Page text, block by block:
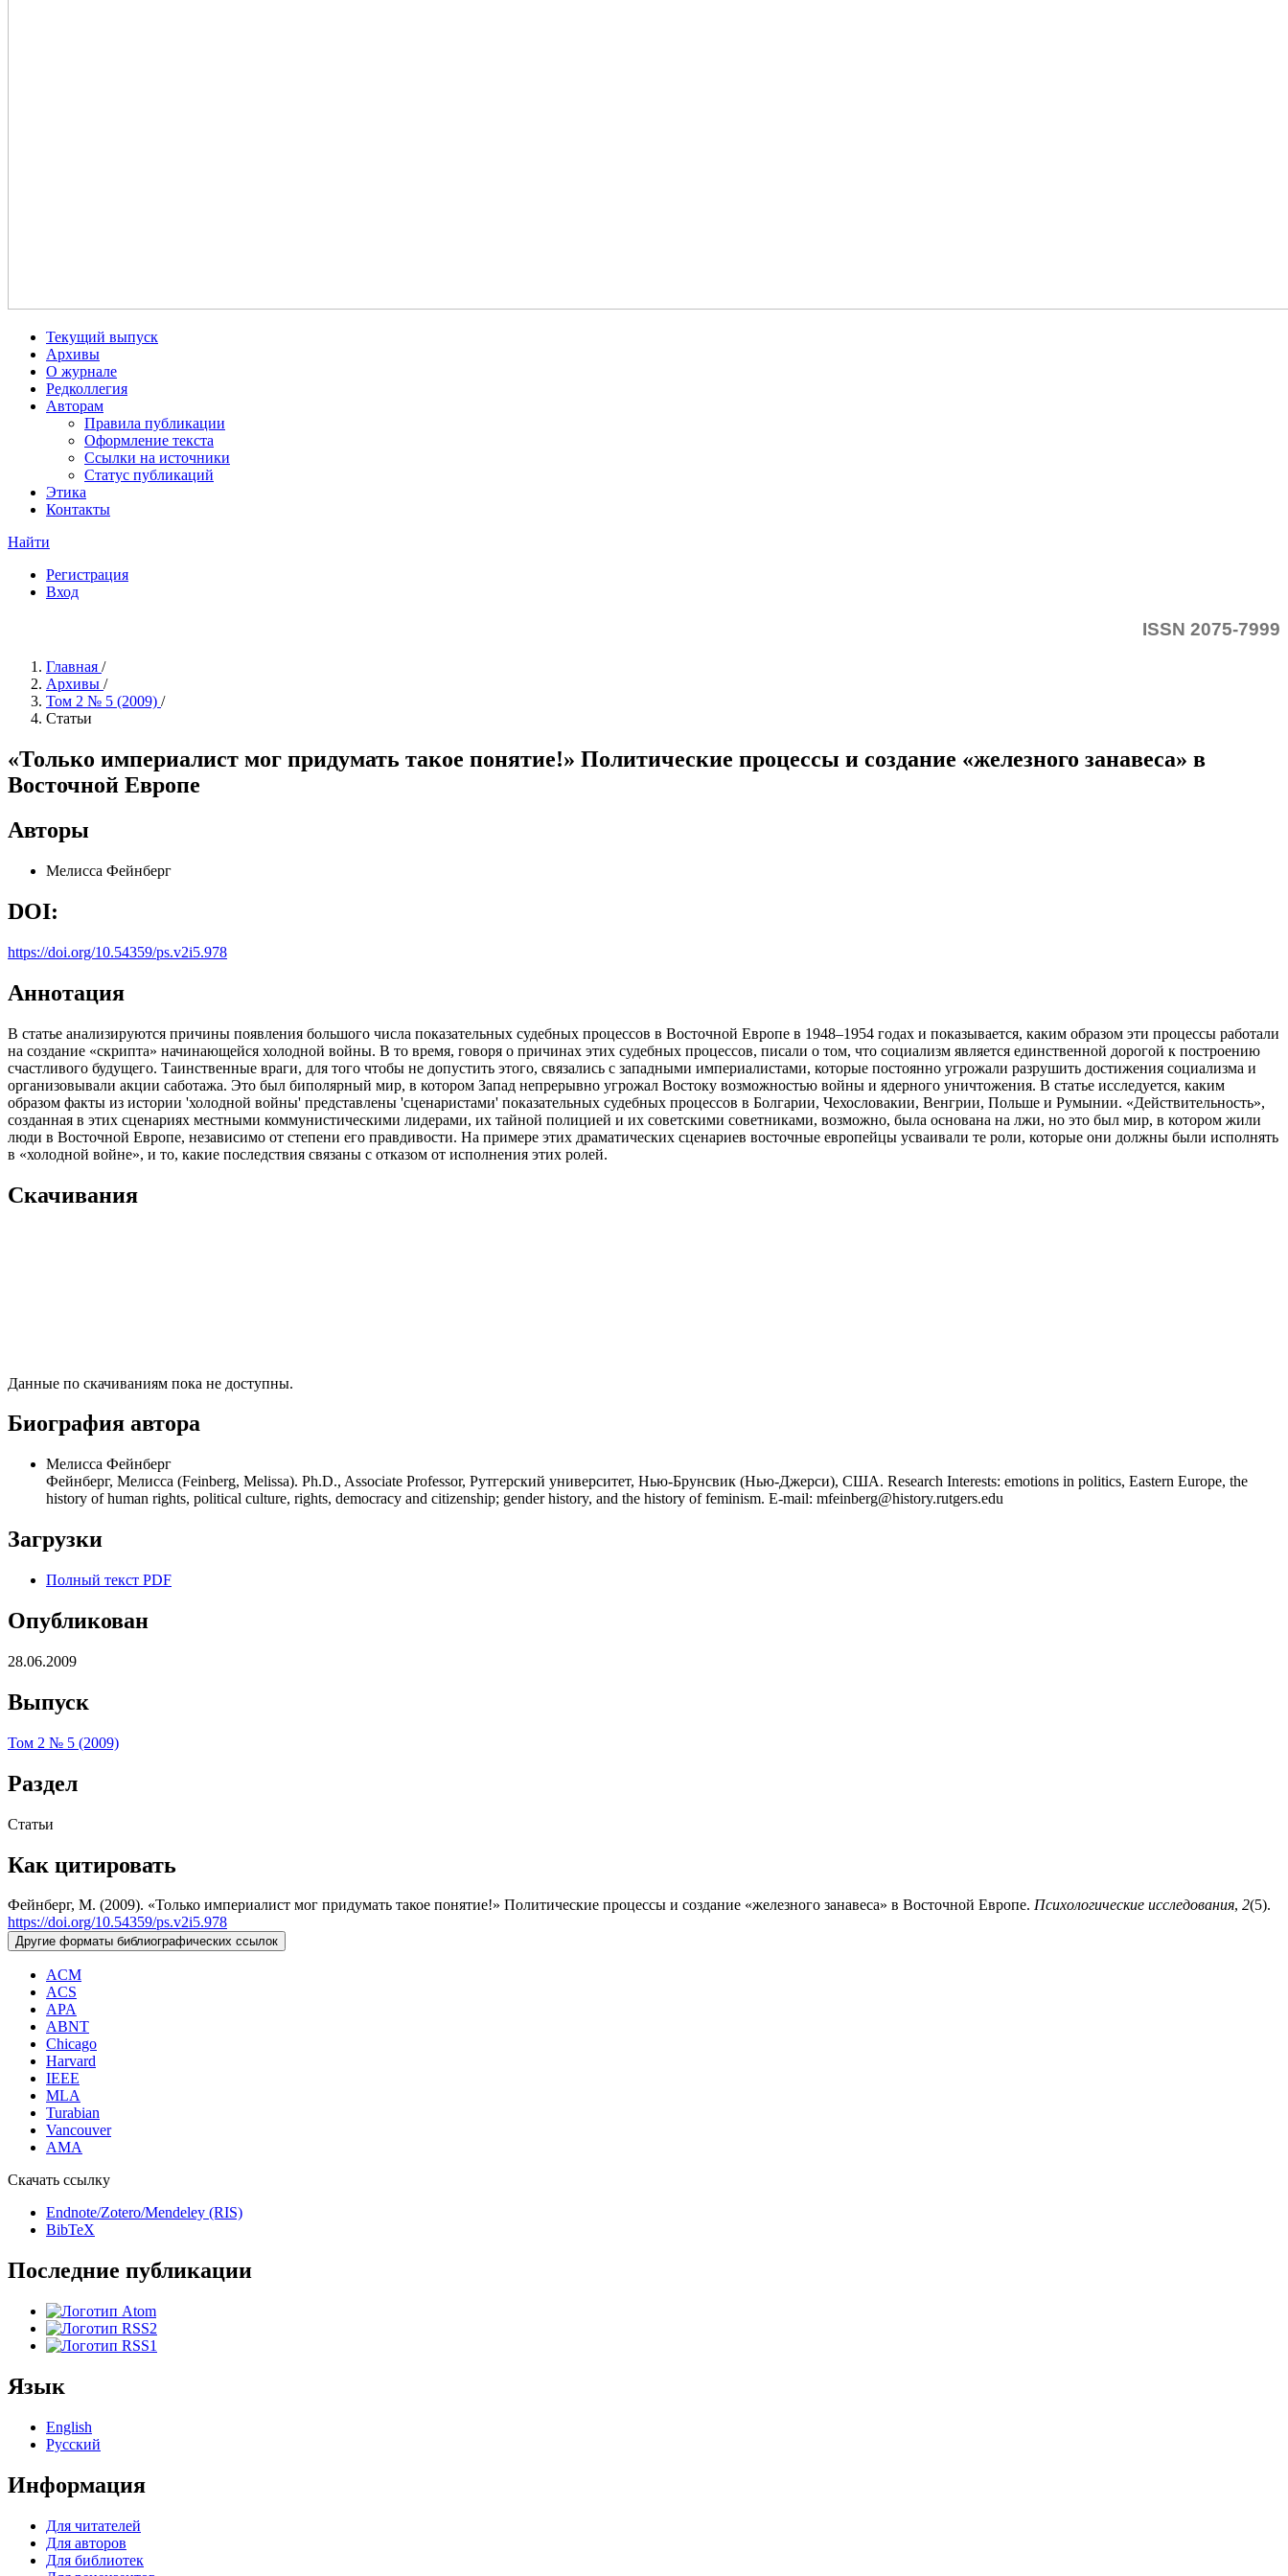
Текущий выпуск
Архивы
О журнале
Редколлегия
Авторам
Правила публикации
Оформление текста
Ссылки на источники
Статус публикаций
Этика
Контакты
Найти
Регистрация
Вход
ISSN 2075-7999
Главная /
Архивы /
Том 2 № 5 (2009) /
Статьи
«Только империалист мог придумать такое понятие!» Политические процессы и создание «железного занавеса» в
Восточной Европе
Авторы
Мелисса Фейнберг
DOI:
https://doi.org/10.54359/ps.v2i5.978
Аннотация
В статье анализируются причины появления большого числа показательных судебных процессов в Восточной Европе в 1948–1954 годах и показывается, каким образом эти процессы работали
на создание «скрипта» начинающейся холодной войны. В то время, говоря о причинах этих судебных процессов, писали о том, что социализм является единственной дорогой к построению
счастливого будущего. Таинственные враги, для того чтобы не допустить этого, связались с западными империалистами, которые постоянно угрожали разрушить достижения социализма и
организовывали акции саботажа. Это был биполярный мир, в котором Запад непрерывно угрожал Востоку возможностью войны и ядерного уничтожения. В статье исследуется, каким
образом факты из истории 'холодной войны' представлены 'сценаристами' показательных судебных процессов в Болгарии, Чехословакии, Венгрии, Польше и Румынии. «Действительность»,
созданная в этих сценариях местными коммунистическими лидерами, их тайной полицией и их советскими советниками, возможно, была основана на лжи, но это был мир, в котором жили
люди в Восточной Европе, независимо от степени его правдивости. На примере этих драматических сценариев восточные европейцы усваивали те роли, которые они должны были исполнять
в «холодной войне», и то, какие последствия связаны с отказом от исполнения этих ролей.
Скачивания
Данные по скачиваниям пока не доступны.
Биография автора
Мелисса Фейнберг
Фейнберг, Мелисса (Feinberg, Melissa). Ph.D., Associate Professor, Рутгерский университет, Нью-Брунсвик (Нью-Джерси), США. Research Interests: emotions in politics, Eastern Europe, the
history of human rights, political culture, rights, democracy and citizenship; gender history, and the history of feminism. E-mail: mfeinberg@history.rutgers.edu
Загрузки
Полный текст PDF
Опубликован
28.06.2009
Выпуск
Том 2 № 5 (2009)
Раздел
Статьи
Как цитировать
Фейнберг, М. (2009). «Только империалист мог придумать такое понятие!» Политические процессы и создание «железного занавеса» в Восточной Европе. Психологические исследования, 2(5).
https://doi.org/10.54359/ps.v2i5.978
Другие форматы библиографических ссылок
ACM
ACS
APA
ABNT
Chicago
Harvard
IEEE
MLA
Turabian
Vancouver
AMA
Скачать ссылку
Endnote/Zotero/Mendeley (RIS)
BibTeX
Последние публикации
Язык
English
Русский
Информация
Для читателей
Для авторов
Для библиотек